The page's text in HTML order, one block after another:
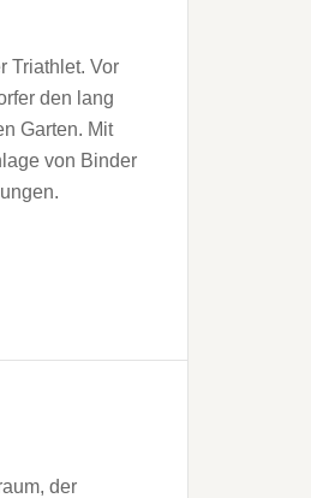
Triathlet. Vor
den lang
Garten. Mit
von Binder
der